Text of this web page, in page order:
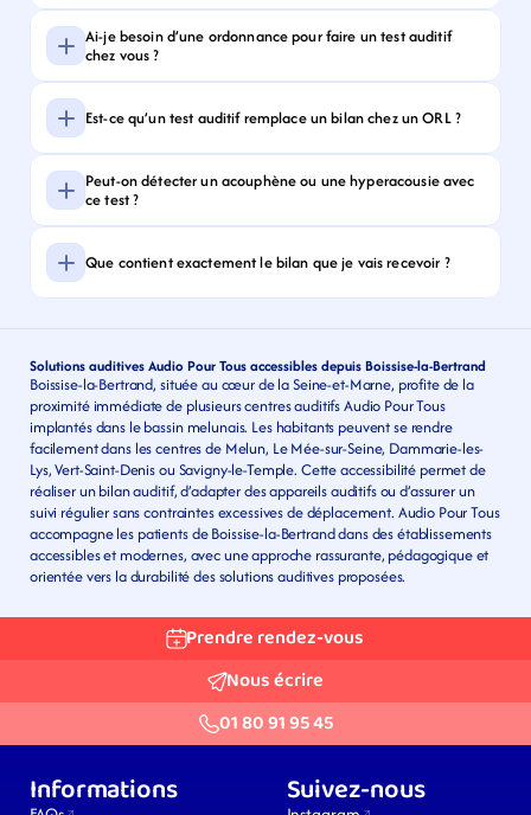
Ai-je besoin d’une ordonnance pour faire un test auditif
chez vous ?
Est-ce qu’un test auditif remplace un bilan chez un ORL ?
Peut-on détecter un acouphène ou une hyperacousie avec
ce test ?
Que contient exactement le bilan que je vais recevoir ?
Solutions auditives Audio Pour Tous accessibles depuis Boissise-la-Bertrand
Boissise-la-Bertrand, située au cœur de la Seine-et-Marne, profite de la
proximité immédiate de plusieurs centres auditifs Audio Pour Tous
implantés dans le bassin melunais. Les habitants peuvent se rendre
facilement dans les centres de Melun, Le Mée-sur-Seine, Dammarie-les-
Lys, Vert-Saint-Denis ou Savigny-le-Temple. Cette accessibilité permet de
réaliser un bilan auditif, d’adapter des appareils auditifs ou d’assurer un
suivi régulier sans contraintes excessives de déplacement. Audio Pour Tous
accompagne les patients de Boissise-la-Bertrand dans des établissements
accessibles et modernes, avec une approche rassurante, pédagogique et
orientée vers la durabilité des solutions auditives proposées.
Prendre rendez-vous
Nous écrire
01 80 91 95 45
Informations Suivez-nous